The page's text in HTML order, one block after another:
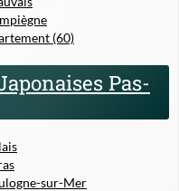
(60)
Pas-
sur-Mer